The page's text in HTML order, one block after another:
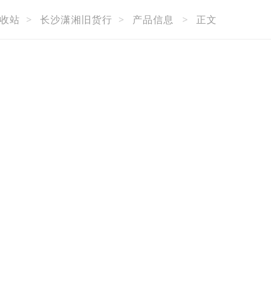
站 > 长沙潇湘旧货行 > 产品信息 > 正文